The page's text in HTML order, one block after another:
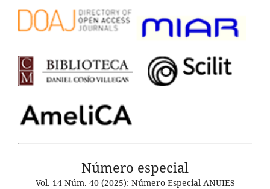
Número especial
Vol. 14 Núm. 40 (2025): Número Especial ANUIES